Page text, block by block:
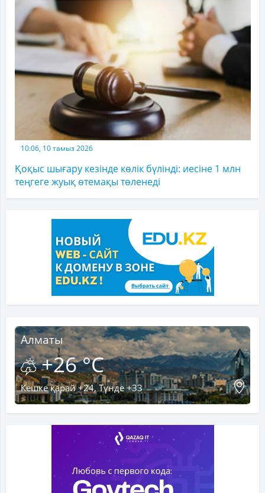
10:06, 10 тамыз 2026
Қоқыс шығару кезінде көлік бүлінді: иесіне 1 млн
теңгеге жуық өтемақы төленеді
Алматы
+26 °C
Кешке қарай +24, Түнде +33